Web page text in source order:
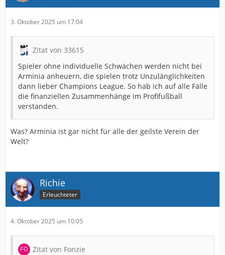
3. Oktober 2025 um 17:04
Zitat von 33615
Spieler ohne individuelle Schwächen werden nicht bei
Arminia anheuern, die spielen trotz Unzulänglichkeiten
dann lieber Champions League. So hab ich auf alle Fälle
die finanziellen Zusammenhänge im Profifußball
verstanden.
Was? Arminia ist gar nicht für alle der geilste Verein der
Welt?
Richie
Erleuchteter
4. Oktober 2025 um 10:05
Zitat von Fonzie